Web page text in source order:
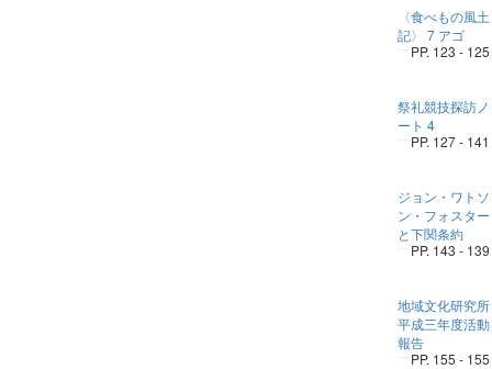
〈食べもの風土
記〉 7 アゴ
PP. 123 - 125
祭礼競技探訪ノ
ート 4
PP. 127 - 141
ジョン・ワトソ
ン・フォスター
と下関条約
PP. 143 - 139
地域文化研究所
平成三年度活動
報告
PP. 155 - 155